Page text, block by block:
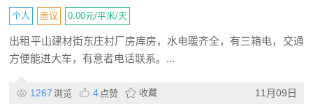
个人 面议 0.00元/平米/天
出租平山建材街东庄村厂房库房，水电暖齐全，有三箱电，交通
方便能进大车，有意者电话联系。...
1267 浏览 4 点赞 收藏 11月09日